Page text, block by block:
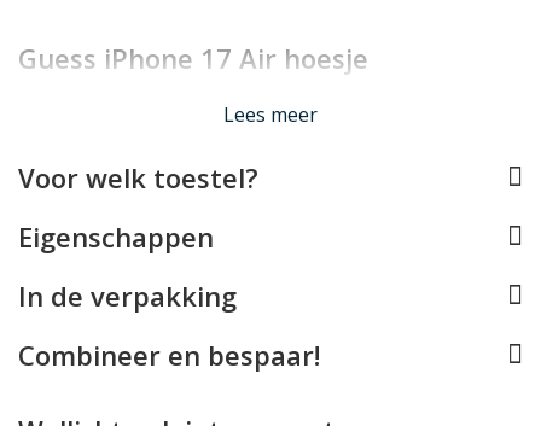
Guess iPhone 17 Air hoesje
Lees minder
Lees meer
Voor welk toestel?
Eigenschappen
In de verpakking
Combineer en bespaar!